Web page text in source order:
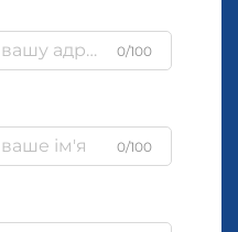
0/100
0/100